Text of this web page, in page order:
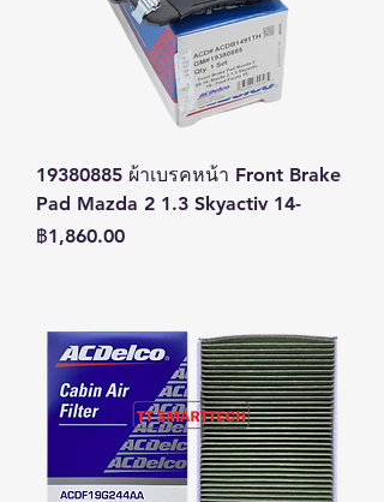
19380885 ผ้าเบรคหน้า Front Brake
Pad Mazda 2 1.3 Skyactiv 14-
ราคา
฿1,860.00